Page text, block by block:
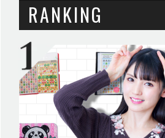
RANKING